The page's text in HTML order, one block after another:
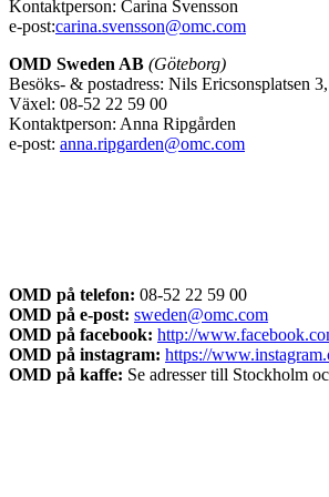
Kontaktperson: Carina Svensson
e-post:carina.svensson@omc.com
OMD Sweden AB (Göteborg)
Besöks- & postadress: Nils Ericsonsplatsen
Växel: 08-52 22 59 00
Kontaktperson: Anna Ripgården
e-post: anna.ripgarden@omc.com
OMD på telefon: 08-52 22 59 00
OMD på e-post: sweden@omc.com
OMD på facebook: http://
OMD på instagram: https://
OMD på kaffe: Se adresser till Stockholm